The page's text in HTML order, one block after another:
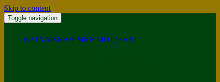
Skip to content
Toggle navigation
BATA MERAH MRH MOJOSARI